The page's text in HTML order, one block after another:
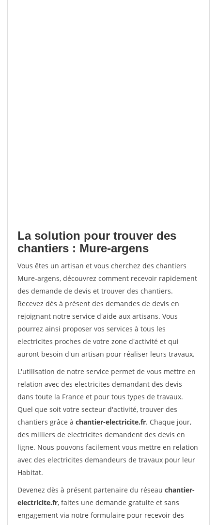
La solution pour trouver des
chantiers : Mure-argens
Vous êtes un artisan et vous cherchez des chantiers
Mure-argens, découvrez comment recevoir rapidement
des demande de devis et trouver des chantiers.
Recevez dès à présent des demandes de devis en
rejoignant notre service d'aide aux artisans. Vous
pourrez ainsi proposer vos services à tous les
electricites proches de votre zone d'activité et qui
auront besoin d'un artisan pour réaliser leurs travaux.
L'utilisation de notre service permet de vous mettre en
relation avec des electricites demandant des devis
dans toute la France et pour tous types de travaux.
Quel que soit votre secteur d'activité, trouver des
chantiers grâce à chantier-electricite.fr. Chaque jour,
des milliers de electricites demandent des devis en
ligne. Nous pouvons facilement vous mettre en relation
avec des electricites demandeurs de travaux pour leur
Habitat.
Devenez dès à présent partenaire du réseau chantier-
electricite.fr, faites une demande gratuite et sans
engagement via notre formulaire pour recevoir des